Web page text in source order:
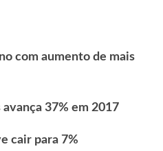
com aumento de mais
37% em 2017
cair para 7%